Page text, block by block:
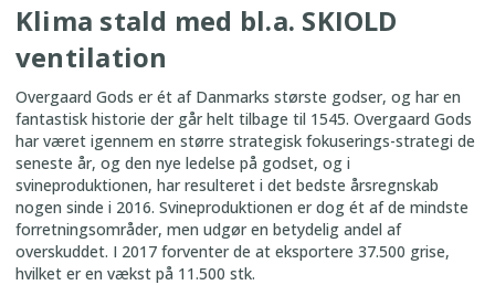
Klima stald med bl.a. SKIOLD
ventilation
Overgaard Gods er ét af Danmarks største godser, og har en
fantastisk historie der går helt tilbage til 1545. Overgaard Gods
har været igennem en større strategisk fokuserings-strategi de
seneste år, og den nye ledelse på godset, og i
svineproduktionen, har resulteret i det bedste årsregnskab
nogen sinde i 2016. Svineproduktionen er dog ét af de mindste
forretningsområder, men udgør en betydelig andel af
overskuddet. I 2017 forventer de at eksportere 37.500 grise,
hvilket er en vækst på 11.500 stk.